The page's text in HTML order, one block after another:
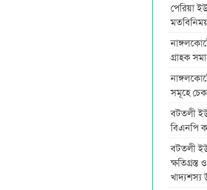
পেরিয়া
গ্রাহক
সমূহে
বটতলী
বিএনপি
বটতলী
খাদ্যশস্য